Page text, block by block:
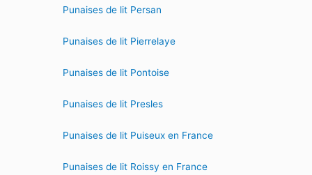
Punaises de lit Persan
Punaises de lit Pierrelaye
Punaises de lit Pontoise
Punaises de lit Presles
Punaises de lit Puiseux en France
Punaises de lit Roissy en France